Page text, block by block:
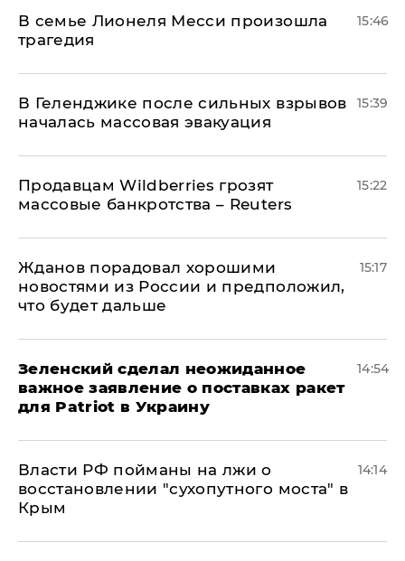
В семье Лионеля Месси произошла
трагедия
15:46
В Геленджике после сильных взрывов
началась массовая эвакуация
15:39
Продавцам Wildberries грозят
массовые банкротства – Reuters
15:22
Жданов порадовал хорошими
новостями из России и предположил,
что будет дальше
15:17
Зеленский сделал неожиданное
важное заявление о поставках ракет
для Patriot в Украину
14:54
Власти РФ пойманы на лжи о
восстановлении "сухопутного моста" в
Крым
14:14